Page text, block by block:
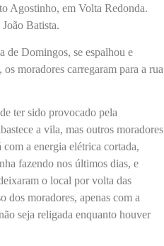
Agostinho, em Volta Redonda.
Batista.
de Domingos, se espalhou e
moradores carregaram para a rua
ter sido provocado pela
a vila, mas outros moradores
a energia elétrica cortada,
fazendo nos últimos dias, e
o local por volta das
dos moradores, apenas com a
seja religada enquanto houver